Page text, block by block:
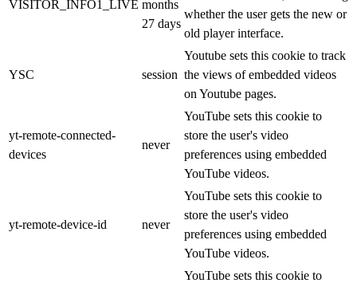
VISITOR_INFO1_LIVE months
27 days
whether the user gets the new or
old player interface.
YSC session
Youtube sets this cookie to track
the views of embedded videos
on Youtube pages.
yt-remote-connected-
devices
never
YouTube sets this cookie to
store the user's video
preferences using embedded
YouTube videos.
yt-remote-device-id never
YouTube sets this cookie to
store the user's video
preferences using embedded
YouTube videos.
YouTube sets this cookie to